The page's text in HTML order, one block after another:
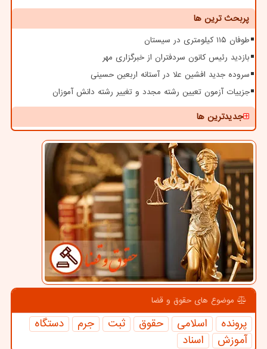
پربحث ترین ها
طوفان ۱۱۵ کیلومتری در سیستان
بازدید رئیس کانون سردفتران از خبرگزاری مهر
سروده جدید افشین علا در آستانه اربعین حسینی
جزییات آزمون تعیین رشته مجدد و تغییر رشته دانش آموزان
جدیدترین ها
موضوع های حقوق و قضا
پرونده اسلامی حقوق ثبت جرم
دستگاه
آموزش
اسناد